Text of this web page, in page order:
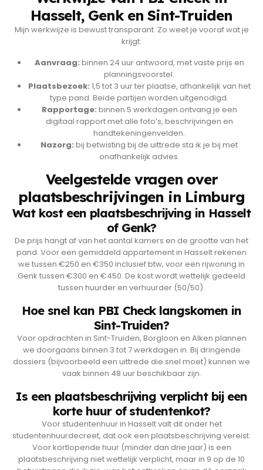
Hasselt, Genk en Sint-Truiden
Mijn werkwijze is bewust transparant. Zo weet je vooraf wat je
krijgt:
Aanvraag: binnen 24 uur antwoord, met vaste prijs en
planningsvoorstel.
Plaatsbezoek: 1,5 tot 3 uur ter plaatse, afhankelijk van het
type pand. Beide partijen worden uitgenodigd.
Rapportage: binnen 5 werkdagen ontvang je een
digitaal rapport met alle foto’s, beschrijvingen en
handtekeningenvelden.
Nazorg: bij betwisting bij de uittrede sta ik je bij met
onafhankelijk advies.
Veelgestelde vragen over
plaatsbeschrijvingen in Limburg
Wat kost een plaatsbeschrijving in Hasselt
of Genk?
De prijs hangt af van het aantal kamers en de grootte van het
pand. Voor een gemiddeld appartement in Hasselt rekenen
we tussen €250 en €350 inclusief btw, voor een rijwoning in
Genk tussen €300 en €450. De kost wordt wettelijk gedeeld
tussen huurder en verhuurder (50/50).
Hoe snel kan PBI Check langskomen in
Sint-Truiden?
Voor opdrachten in Sint-Truiden, Borgloon en Alken plannen
we doorgaans binnen 3 tot 7 werkdagen in. Bij dringende
dossiers (bijvoorbeeld een uittrede die snel moet) kunnen we
vaak binnen 48 uur beschikbaar zijn.
Is een plaatsbeschrijving verplicht bij een
korte huur of studentenkot?
Voor studentenhuur in Hasselt valt dit onder het
studentenhuurdecreet, dat ook een plaatsbeschrijving vereist.
Voor kortlopende huur (minder dan drie jaar) is een
plaatsbeschrijving niet wettelijk verplicht, maar in 9 op de 10